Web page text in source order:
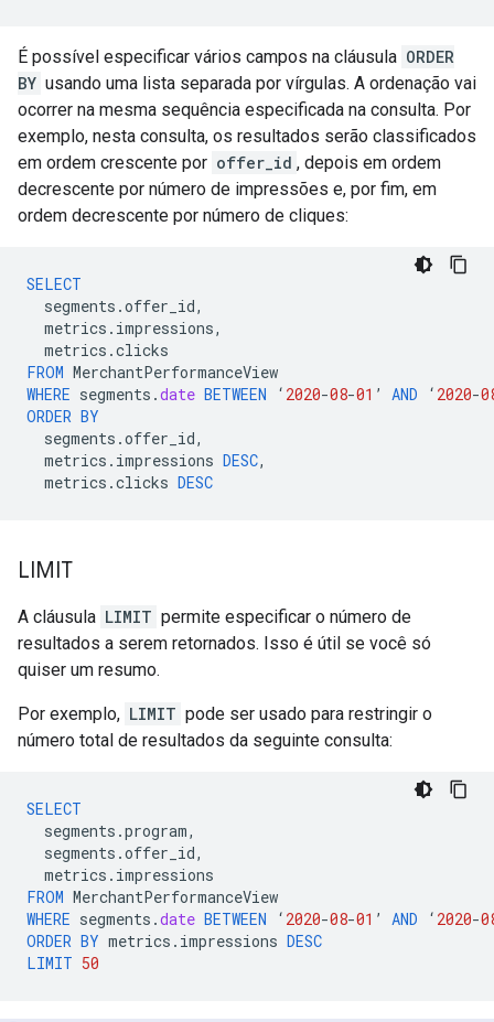
É possível especificar vários campos na cláusula ORDER
BY usando uma lista separada por vírgulas. A ordenação vai
ocorrer na mesma sequência especificada na consulta. Por
exemplo, nesta consulta, os resultados serão classificados
em ordem crescente por offer_id , depois em ordem
decrescente por número de impressões e, por fim, em
ordem decrescente por número de cliques:
SELECT
segments .offer_id,
metrics . impressions,
metrics .clicks
FROM MerchantPerformanceView
WHERE segments .date BETWEEN ‘ 2020-08-01 ’ AND ‘ 2020-
ORDER BY
segments .offer_id,
metrics . impressions DESC,
metrics .clicks DESC
LIMIT
A cláusula LIMIT permite especificar o número de
resultados a serem retornados. Isso é útil se você só
quiser um resumo.
Por exemplo, LIMIT pode ser usado para restringir o
número total de resultados da seguinte consulta:
SELECT
segments .program,
segments .offer_id,
metrics . impressions
FROM MerchantPerformanceView
WHERE segments .date BETWEEN ‘ 2020-08-01 ’ AND ‘ 2020-
ORDER BY metrics . impressions DESC
LIMIT 50